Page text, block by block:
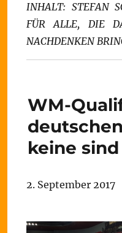
INHALT: STEFAN
FÜR ALLE, DIE
NACHDENKEN
WM-
keine sind
2. September 2017